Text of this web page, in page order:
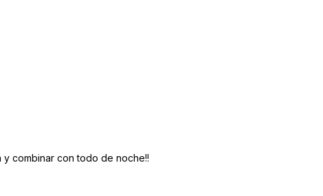
y combinar con todo de noche!!